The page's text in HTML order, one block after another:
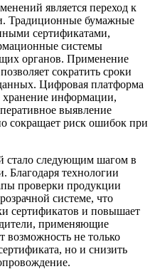
является переход к
Традиционные бумажные
сертификатами,
системы
органов. Применение
сократить сроки
Цифровая платформа
хранение информации,
выявление
сокращает риск ошибок при
стало следующим шагом в
Благодаря технологии
проверки продукции
системе, что
сертификатов и повышает
применяющие
не только
но и снизить